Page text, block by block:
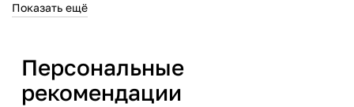
материал подошвы:
Показать ещё
Персональные
рекомендации